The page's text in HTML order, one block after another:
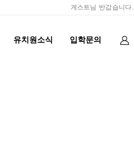
게스트님 반갑습니다.
유치원소식 입학문의